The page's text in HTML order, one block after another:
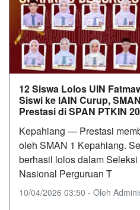
12 Siswa Lolos UIN
Siswi ke IAIN Curup,
Prestasi di SPAN PTKIN
Kepahiang — Prestasi
oleh SMAN 1 Kepahiang.
berhasil lolos dalam
Nasional Perguruan T
10/04/2026 03:50 - Oleh